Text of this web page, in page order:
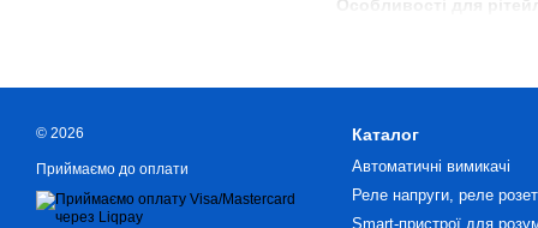
Особливості для
Принцип роботи
–
розподіляє світло,
Типи лінійних
© 2026
Приймаємо до оплати
Каталог
Автоматичні вимикачі
Реле напруги, реле
Smart-пристрої для